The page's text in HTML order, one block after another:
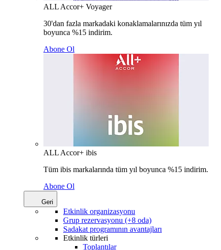
ALL Accor+ Voyager
30'dan fazla markadaki konaklamalarınızda tüm yıl
boyunca %15 indirim.
Abone Ol
ALL Accor+ ibis
Tüm ibis markalarında tüm yıl boyunca %15 indirim.
Abone Ol
Geri
Etkinlik organizasyonu
Grup rezervasyonu (+8 oda)
Sadakat programının avantajları
Etkinlik türleri
Toplantılar